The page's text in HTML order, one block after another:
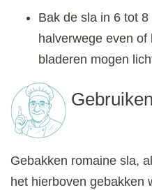
Bak de sla in 6 tot
halverwege even
bladeren mogen
Gebakken romaine sla,
het hierboven gebakken